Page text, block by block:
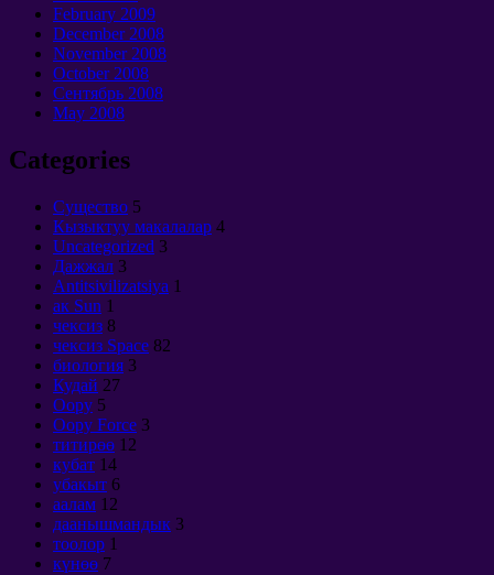
February 2009
December2008
November2008
October2008
Сентябрь 2008
May 2008
Categories
Cущество 5
Кызыктуу макалалар 4
Uncategorized 3
Дажжал 3
Antitsivilizatsiya 1
ак Sun 1
чексиз 8
чексиз Space 82
биология 3
Кудай 27
Оору 5
Оору Force 3
титирөө 12
кубат 14
убакыт 6
аалам 12
даанышмандык 3
тоолор 1
күнөө 7